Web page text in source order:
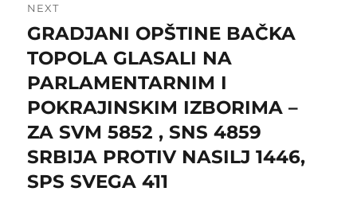
NEXT
Next
post:
GRADJANI OPŠTINE BAČKA
TOPOLA GLASALI NA
PARLAMENTARNIM I
POKRAJINSKIM IZBORIMA –
ZA SVM 5852 , SNS 4859
SRBIJA PROTIV NASILJ 1446,
SPS SVEGA 411